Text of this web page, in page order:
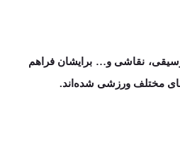
نقاشی و… برایشان فراهم
مختلف ورزشی شده‌­اند.